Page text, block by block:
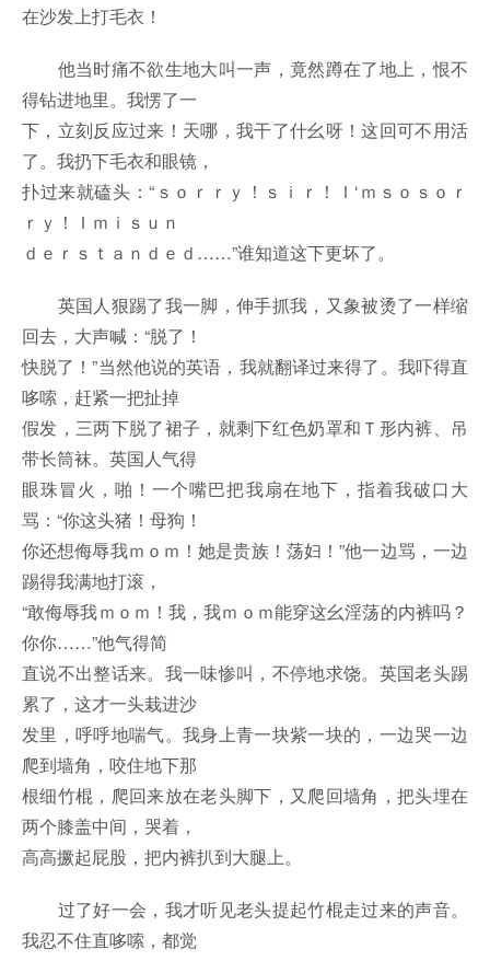
在沙发上打毛衣！
他当时痛不欲生地大叫一声，竟然蹲在了地上，恨不
得钻进地里。我愣了一
下，立刻反应过来！天哪，我干了什幺呀！这回可不用活
了。我扔下毛衣和眼镜，
扑过来就磕头：“ｓｏｒｒｙ！ｓｉｒ！Ｉ‘ｍｓｏｓｏｒ
ｒｙ！Ｉｍｉｓｕｎ
ｄｅｒｓｔａｎｄｅｄ……”谁知道这下更坏了。
英国人狠踢了我一脚，伸手抓我，又象被烫了一样缩
回去，大声喊：“脱了！
快脱了！”当然他说的英语，我就翻译过来得了。我吓得直
哆嗦，赶紧一把扯掉
假发，三两下脱了裙子，就剩下红色奶罩和Ｔ形内裤、吊
带长筒袜。英国人气得
眼珠冒火，啪！一个嘴巴把我扇在地下，指着我破口大
骂：“你这头猪！母狗！
你还想侮辱我ｍｏｍ！她是贵族！荡妇！”他一边骂，一边
踢得我满地打滚，
“敢侮辱我ｍｏｍ！我，我ｍｏｍ能穿这幺淫荡的内裤吗？
你你……”他气得简
直说不出整话来。我一味惨叫，不停地求饶。英国老头踢
累了，这才一头栽进沙
发里，呼呼地喘气。我身上青一块紫一块的，一边哭一边
爬到墙角，咬住地下那
根细竹棍，爬回来放在老头脚下，又爬回墙角，把头埋在
两个膝盖中间，哭着，
高高撅起屁股，把内裤扒到大腿上。
过了好一会，我才听见老头提起竹棍走过来的声音。
我忍不住直哆嗦，都觉